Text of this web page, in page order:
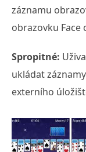
záznamu
obrazovku Face
Spropitné:
ukládat
externího